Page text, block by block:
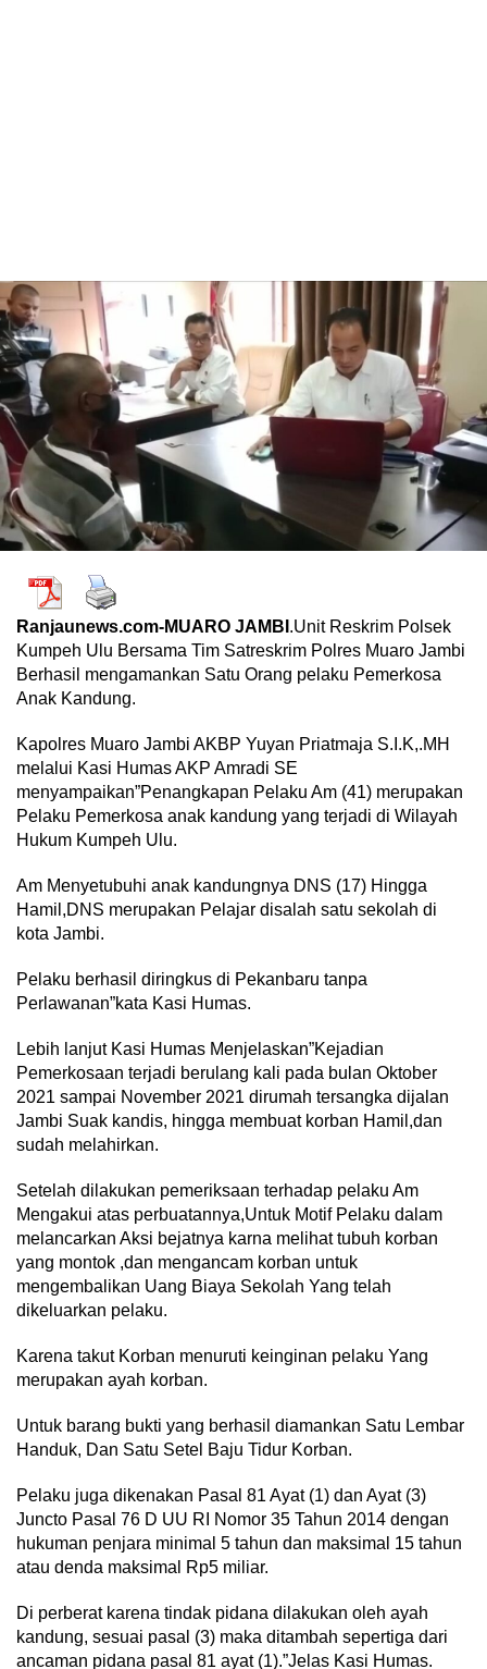
Ranjaunews.com-MUARO JAMBI .Unit Reskrim Polsek
Kumpeh Ulu Bersama Tim Satreskrim Polres Muaro Jambi
Berhasil mengamankan Satu Orang pelaku Pemerkosa
Anak Kandung.
Kapolres Muaro Jambi AKBP Yuyan Priatmaja S.I.K,.MH
melalui Kasi Humas AKP Amradi SE
menyampaikan”Penangkapan Pelaku Am (41) merupakan
Pelaku Pemerkosa anak kandung yang terjadi di Wilayah
Hukum Kumpeh Ulu.
Am Menyetubuhi anak kandungnya DNS (17) Hingga
Hamil,DNS merupakan Pelajar disalah satu sekolah di
kota Jambi.
Pelaku berhasil diringkus di Pekanbaru tanpa
Perlawanan”kata Kasi Humas.
Lebih lanjut Kasi Humas Menjelaskan”Kejadian
Pemerkosaan terjadi berulang kali pada bulan Oktober
2021 sampai November 2021 dirumah tersangka dijalan
Jambi Suak kandis, hingga membuat korban Hamil,dan
sudah melahirkan.
Setelah dilakukan pemeriksaan terhadap pelaku Am
Mengakui atas perbuatannya,Untuk Motif Pelaku dalam
melancarkan Aksi bejatnya karna melihat tubuh korban
yang montok ,dan mengancam korban untuk
mengembalikan Uang Biaya Sekolah Yang telah
dikeluarkan pelaku.
Karena takut Korban menuruti keinginan pelaku Yang
merupakan ayah korban.
Untuk barang bukti yang berhasil diamankan Satu Lembar
Handuk, Dan Satu Setel Baju Tidur Korban.
Pelaku juga dikenakan Pasal 81 Ayat (1) dan Ayat (3)
Juncto Pasal 76 D UU RI Nomor 35 Tahun 2014 dengan
hukuman penjara minimal 5 tahun dan maksimal 15 tahun
atau denda maksimal Rp5 miliar.
Di perberat karena tindak pidana dilakukan oleh ayah
kandung, sesuai pasal (3) maka ditambah sepertiga dari
ancaman pidana pasal 81 ayat (1).”Jelas Kasi Humas.